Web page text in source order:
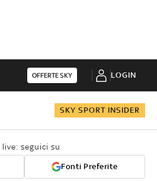
OFFERTE SKY LOGIN
SKY SPORT INSIDER
seguici su
Fonti Preferite